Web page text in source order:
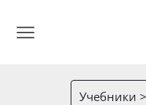
Учебники